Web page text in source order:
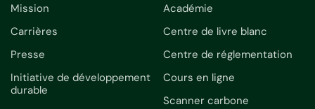
Mission
Carrières
Presse
Initiative de développement
durable
Académie
Centre de livre blanc
Centre de réglementation
Cours en ligne
Scanner carbone